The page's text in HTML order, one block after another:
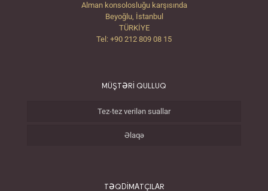
Alman konsolosluğu karşısında
Beyoğlu, İstanbul
TÜRKİYE
Tel: +90 212 809 08 15
MÜŞTƏRİ QULLUQ
Tez-tez verilən suallar
Əlaqə
TƏQDİMATÇILAR